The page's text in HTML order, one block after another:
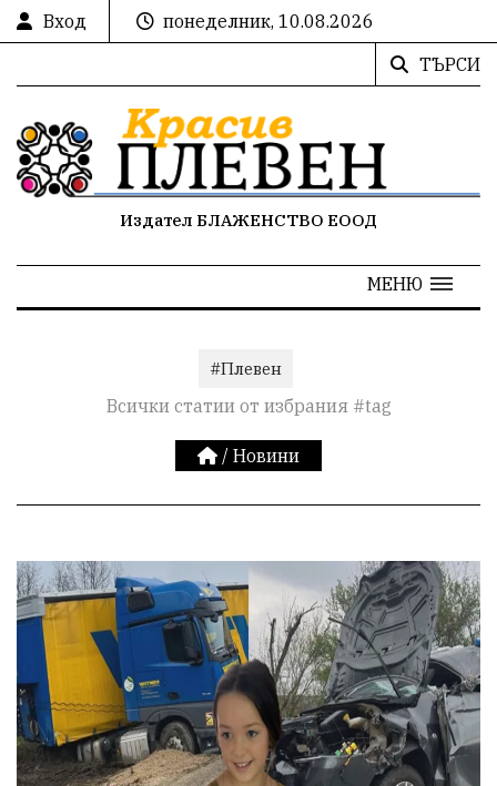
Вход
понеделник, 10.08.2026
ТЪРСИ
Издател БЛАЖЕНСТВО ЕООД
МЕНЮ
#Плевен
Всички статии от избрания #tag
/ Новини